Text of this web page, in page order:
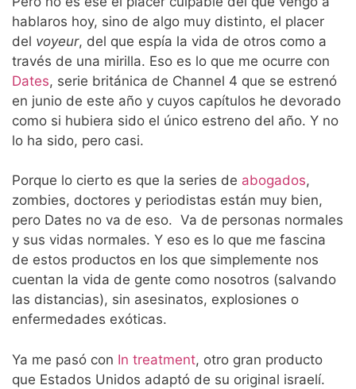
hablaros hoy, sino de algo muy distinto, el placer
del voyeur, del que espía la vida de otros como a
través de una mirilla. Eso es lo que me ocurre con
Dates, serie británica de Channel 4 que se estrenó
en junio de este año y cuyos capítulos he devorado
como si hubiera sido el único estreno del año. Y no
lo ha sido, pero casi.
Porque lo cierto es que la series de abogados,
zombies, doctores y periodistas están muy bien,
pero Dates no va de eso. Va de personas normales
y sus vidas normales. Y eso es lo que me fascina
de estos productos en los que simplemente nos
cuentan la vida de gente como nosotros (salvando
las distancias), sin asesinatos, explosiones o
enfermedades exóticas.
Ya me pasó con In treatment, otro gran producto
que Estados Unidos adaptó de su original israelí.